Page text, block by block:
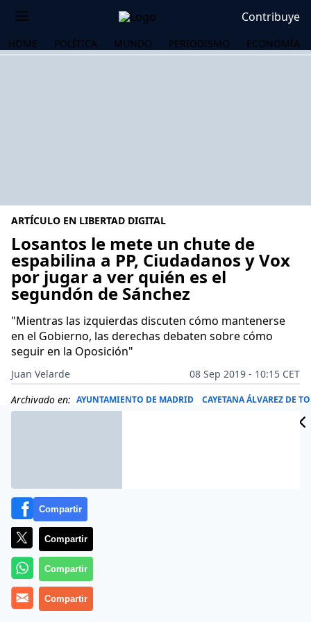
Contribuye
HOME POLÍTICA MUNDO PERIODISMO ECONOMÍA
ARTÍCULO EN LIBERTAD DIGITAL
Losantos le mete un chute de
espabilina a PP, Ciudadanos y Vox
por jugar a ver quién es el
segundón de Sánchez
"Mientras las izquierdas discuten cómo mantenerse
en el Gobierno, las derechas debaten sobre cómo
seguir en la Oposición"
Juan Velarde
08 Sep 2019 - 10:15 CET
Archivado en: AYUNTAMIENTO DE MADRID CAYETANA ÁLVAREZ DE
Compartir
Compartir
Compartir
Compartir